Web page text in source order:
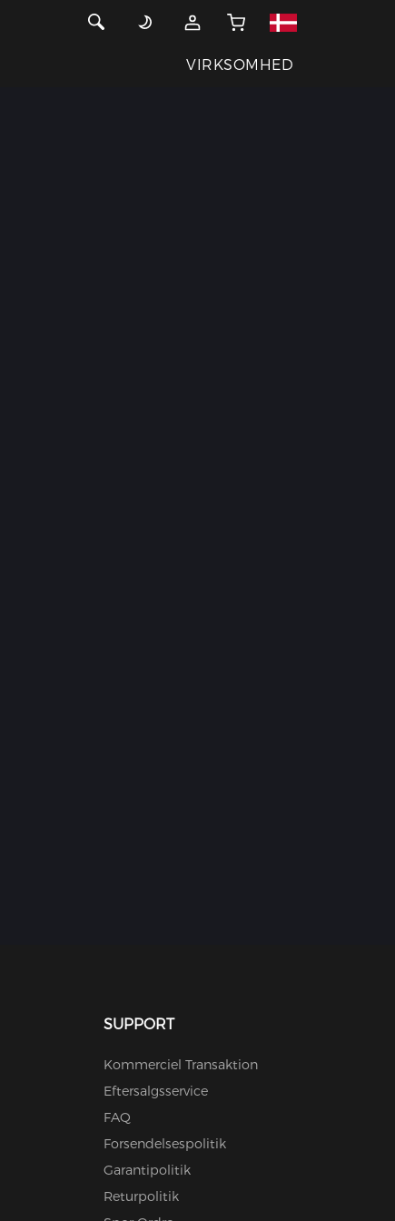
VIRKSOMHED
SUPPORT
Kommerciel Transaktion
Eftersalgsservice
FAQ
Forsendelsespolitik
Garantipolitik
Returpolitik